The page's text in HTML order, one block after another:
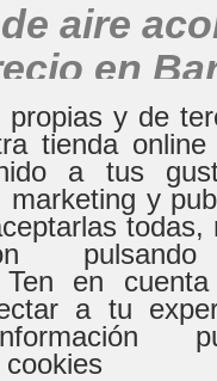
aire
en
9:00h
propias y de
tienda
a tus
marketing y
todas,
Ten en
a tu